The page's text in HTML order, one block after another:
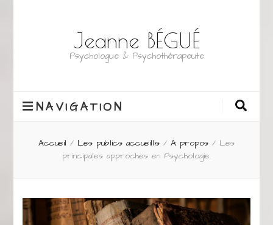
Jeanne BÉGUÉ
Psychologue & Psychothérapeute
NAVIGATION
Accueil / Les publics accueillis / A propos / Les
principales approches en Psychologie.